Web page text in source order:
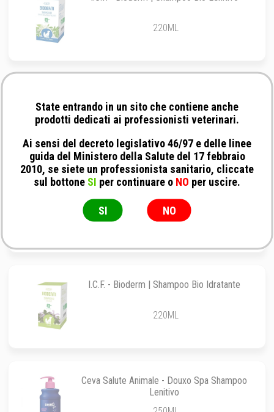
220ML
150ML
Vet Bros - EscinaPet Shampoo
250ML
I.C.F. - Bioderm | Shampoo Bio Idratante
220ML
Ceva Salute Animale - Douxo Spa Shampoo
Lenitivo
State entrando in un sito che contiene anche
prodotti dedicati ai professionisti veterinari.
Ai sensi del decreto legislativo 46/97 e delle linee
guida del Ministero della Salute del 17 febbraio
2010, se siete un professionista sanitario, cliccate
sul bottone SI per continuare o NO per uscire.
SI NO